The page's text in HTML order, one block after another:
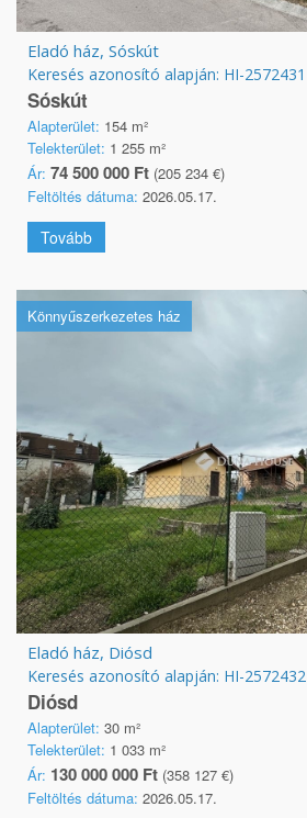
Eladó ház, Sóskút
Keresés azonosító alapján: HI-2572431
Sóskút
Alapterület: 154 m²
Telekterület: 1 255 m²
Ár: 74 500 000 Ft (205 234 €)
Feltöltés dátuma: 2026.05.17.
Tovább
Könnyűszerkezetes ház
Eladó ház, Diósd
Keresés azonosító alapján: HI-2572432
Diósd
Alapterület: 30 m²
Telekterület: 1 033 m²
Ár: 130 000 000 Ft (358 127 €)
Feltöltés dátuma: 2026.05.17.